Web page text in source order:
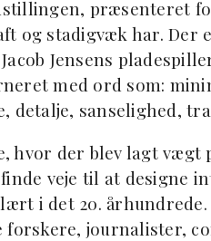
præsenteret
og stadigvæk har. Der
Jensens
med ord som:
detalje, sanselighed,
hvor der blev lagt vægt
veje til at designe
i det 20.
journalister,